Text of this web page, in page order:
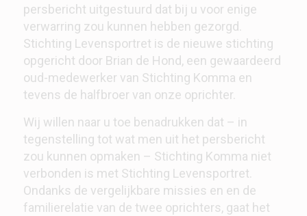
persbericht uitgestuurd dat bij u voor enige
verwarring zou kunnen hebben gezorgd.
Stichting Levensportret is de nieuwe stichting
opgericht door Brian de Hond, een gewaardeerd
oud-medewerker van Stichting Komma en
tevens de halfbroer van onze oprichter.
Wij willen naar u toe benadrukken dat – in
tegenstelling tot wat men uit het persbericht
zou kunnen opmaken – Stichting Komma niet
verbonden is met Stichting Levensportret.
Ondanks de vergelijkbare missies en en de
familierelatie van de twee oprichters, gaat het